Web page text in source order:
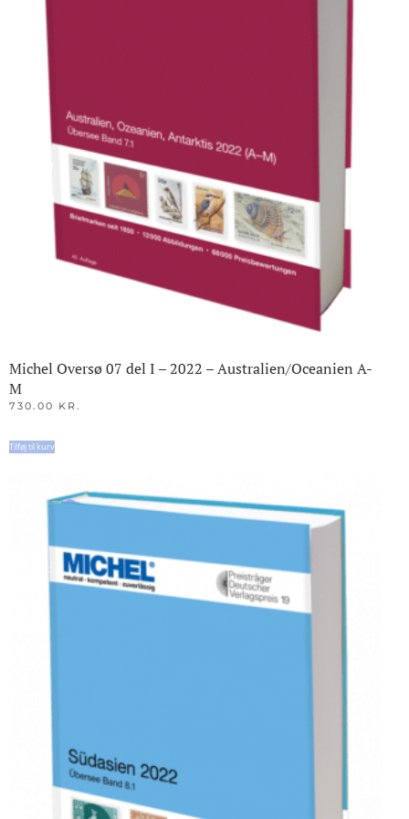
Michel Oversø 07 del I – 2022 – Australien/Oceanien A-
M
730.00 KR.
Tilføj til kurv